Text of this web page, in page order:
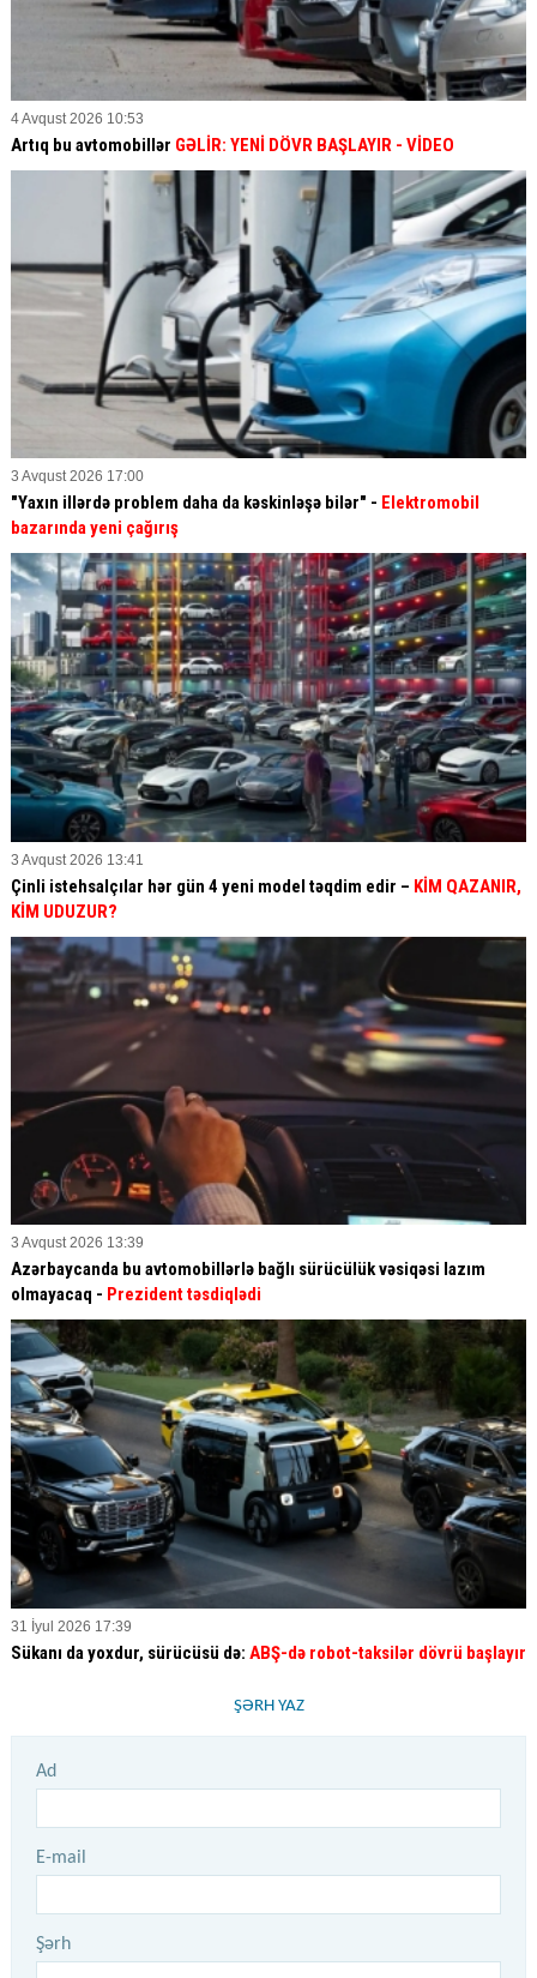
4 Avqust 2026 10:53
Artıq bu avtomobillər GƏLİR: YENİ DÖVR BAŞLAYIR - VİDEO
3 Avqust 2026 17:00
"Yaxın illərdə problem daha da kəskinləşə bilər" - Elektromobil
bazarında yeni çağırış
3 Avqust 2026 13:41
Çinli istehsalçılar hər gün 4 yeni model təqdim edir – KİM QAZANIR,
KİM UDUZUR?
3 Avqust 2026 13:39
Azərbaycanda bu avtomobillərlə bağlı sürücülük vəsiqəsi lazım
olmayacaq - Prezident təsdiqlədi
31 İyul 2026 17:39
Sükanı da yoxdur, sürücüsü də: ABŞ-də robot-taksilər dövrü başlayır
ŞƏRH YAZ
Ad
E-mail
Şərh